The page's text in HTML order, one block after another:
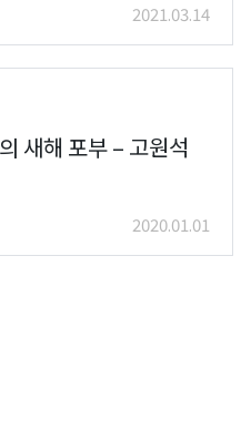
2021.03.14
새해 포부 – 고원석
2020.01.01